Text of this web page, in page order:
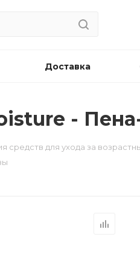
Доставка
-
средств для ухода за